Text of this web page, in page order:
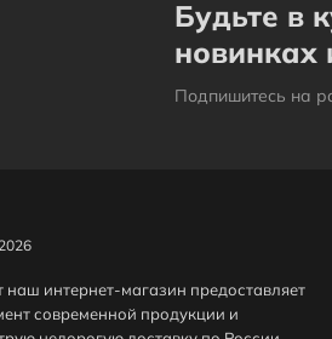
Будьте в
новинках
Подпишитесь на
интернет-магазин предоставляет
современной продукции и